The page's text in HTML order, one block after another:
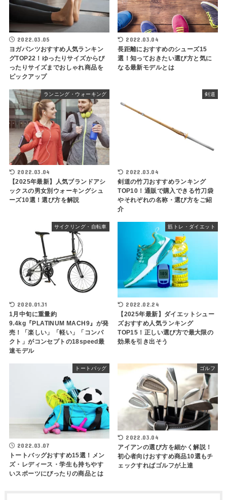
2022.03.05
ヨガパンツおすすめ人気ランキン
グTOP22！ゆったりサイズからぴ
ったりサイズまでおしゃれ商品を
ピックアップ
2022.03.04
長距離におすすめのシューズ15
選！知っておきたい選び方と気に
なる最新モデルとは
ランニング・ウォーキング
2022.03.04
【2025年最新】人気ブランドアシ
ックスの男女別ウォーキングシュ
ーズ10選！選び方を解説
剣道
2022.03.04
剣道の竹刀おすすめランキング
TOP10！通販で購入できる竹刀袋
やそれぞれの名称・選び方をご紹
介
サイクリング・自転車
2020.01.31
1月中旬に重量約
9.4kg『PLATINUM MACH9』が発
売！「楽しい」「軽い」「コンパ
クト」がコンセプトの18speed最
速モデル
筋トレ・ダイエット
2022.02.24
【2025年最新】ダイエットシュー
ズおすすめ人気ランキング
TOP15！正しい選び方で最大限の
効果を引き出そう
トートバッグ
2022.03.07
トートバッグおすすめ15選！メン
ズ・レディース・学生も持ちやす
いスポーツにぴったりの商品とは
ゴルフ
2022.03.04
アイアンの選び方を細かく解説！
初心者向けおすすめ商品10選もチ
ェックすればゴルフが上達